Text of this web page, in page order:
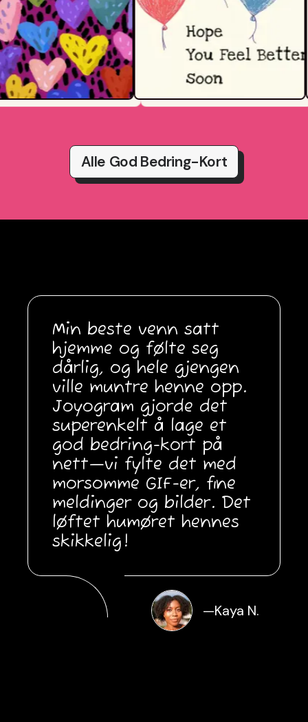
Alle God Bedring-Kort
Min beste venn satt
hjemme og følte seg
dårlig, og hele gjengen
ville muntre henne opp.
Joyogram gjorde det
superenkelt å lage et
god bedring-kort på
nett—vi fylte det med
morsomme GIF-er, fine
meldinger og bilder. Det
løftet humøret hennes
skikkelig!
—Kaya N.